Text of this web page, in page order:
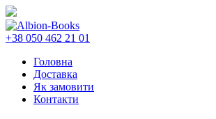
+38 050 462 21 01
Головна
Доставка
Як замовити
Контакти